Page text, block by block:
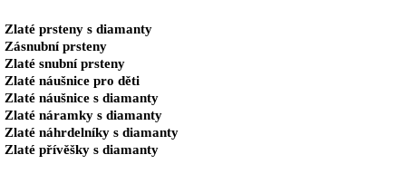
Zlaté prsteny s diamanty
Zásnubní prsteny
Zlaté snubní prsteny
Zlaté náušnice pro děti
Zlaté náušnice s diamanty
Zlaté náramky s diamanty
Zlaté náhrdelníky s diamanty
Zlaté přívěšky s diamanty